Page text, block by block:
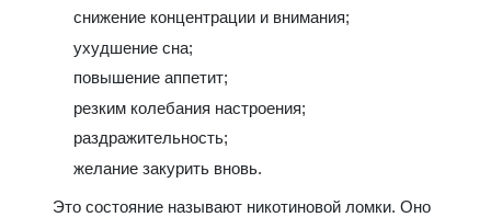
снижение концентрации и внимания;
ухудшение сна;
повышение аппетит;
резким колебания настроения;
раздражительность;
желание закурить вновь.
Это состояние называют никотиновой ломки. Оно